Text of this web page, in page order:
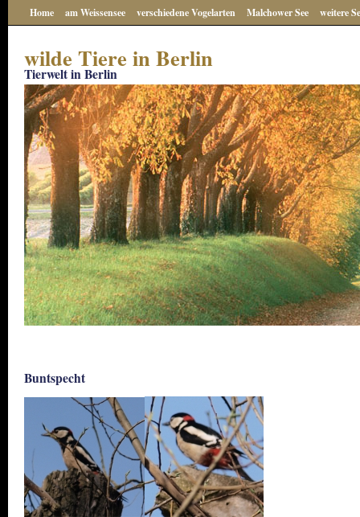
Home am Weissensee verschiedene Vogelarten Malchower See weitere
wilde Tiere in Berlin
Tierwelt in Berlin
Buntspecht